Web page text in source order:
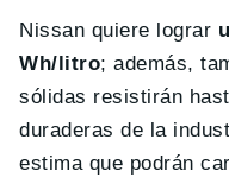
Nissan quiere lograr
Wh/litro; además,
sólidas resistirán
duraderas de la
estima que podrán